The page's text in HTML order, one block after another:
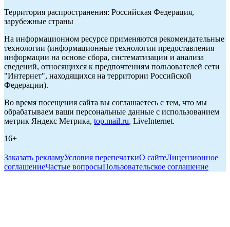
Территория распространения: Российская Федерация,
зарубежные страны
На информационном ресурсе применяются рекомендательные
технологии (информационные технологии предоставления
информации на основе сбора, систематизации и анализа
сведений, относящихся к предпочтениям пользователей сети
"Интернет", находящихся на территории Российской
Федерации).
Во время посещения сайта вы соглашаетесь с тем, что мы
обрабатываем ваши персональные данные с использованием
метрик Яндекс Метрика, top.mail.ru, LiveInternet.
16+
Заказать рекламуУсловия перепечаткиО сайтеЛицензионное
соглашениеЧастые вопросыПользовательское соглашение